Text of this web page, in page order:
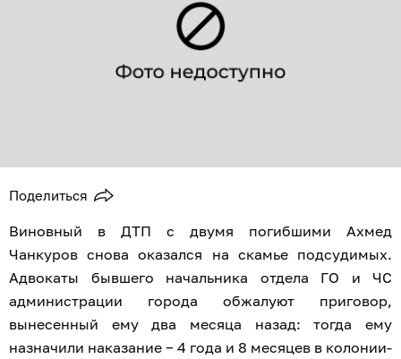
Поделиться
Виновный в ДТП с двумя погибшими Ахмед
Чанкуров снова оказался на скамье подсудимых.
Адвокаты бывшего начальника отдела ГО и ЧС
администрации города обжалуют приговор,
вынесенный ему два месяца назад: тогда ему
назначили наказание − 4 года и 8 месяцев в колонии-